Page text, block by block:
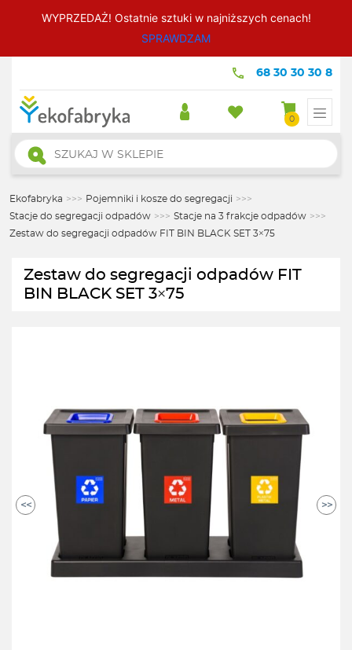
WYPRZEDAŻ! Ostatnie sztuki w najniższych cenach!
SPRAWDZAM
68 30 30 30 8
0
Wyszukiwarka
produktów
Ekofabryka >>> Pojemniki i kosze do segregacji >>>
Stacje do segregacji odpadów >>> Stacje na 3 frakcje odpadów >>>
Zestaw do segregacji odpadów FIT BIN BLACK SET 3×75
Zestaw do segregacji odpadów FIT
BIN BLACK SET 3×75
<< >>